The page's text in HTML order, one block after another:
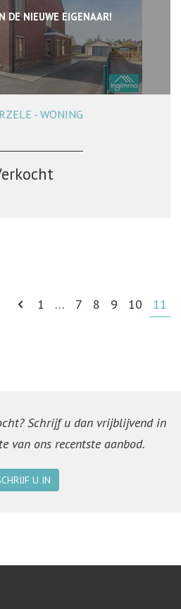
DE NIEUWE EIGENAAR!
3 1
- WONING
1 … 7 8 9 10 11
Schrijf u dan vrijblijvend in
van ons recentste aanbod.
U IN